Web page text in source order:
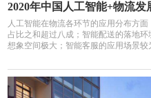
2020年中国人工智能+物流发
人工智能在物流各环节的应用分布方
占比之和超过八成；智能配送的落地
想象空间极大；智能客服的应用场景较